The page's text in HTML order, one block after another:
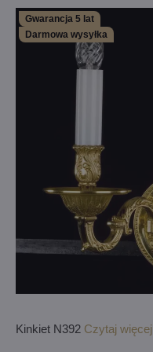
Gwarancja 5 lat
Darmowa wysyłka
Kinkiet N392 Czytaj więcej